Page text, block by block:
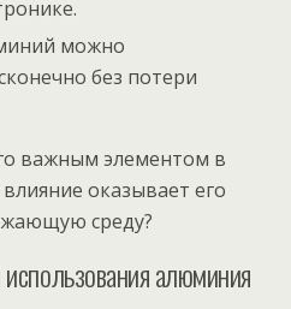
можно
без потери
важным элементом в
оказывает его
среду?
алюминия